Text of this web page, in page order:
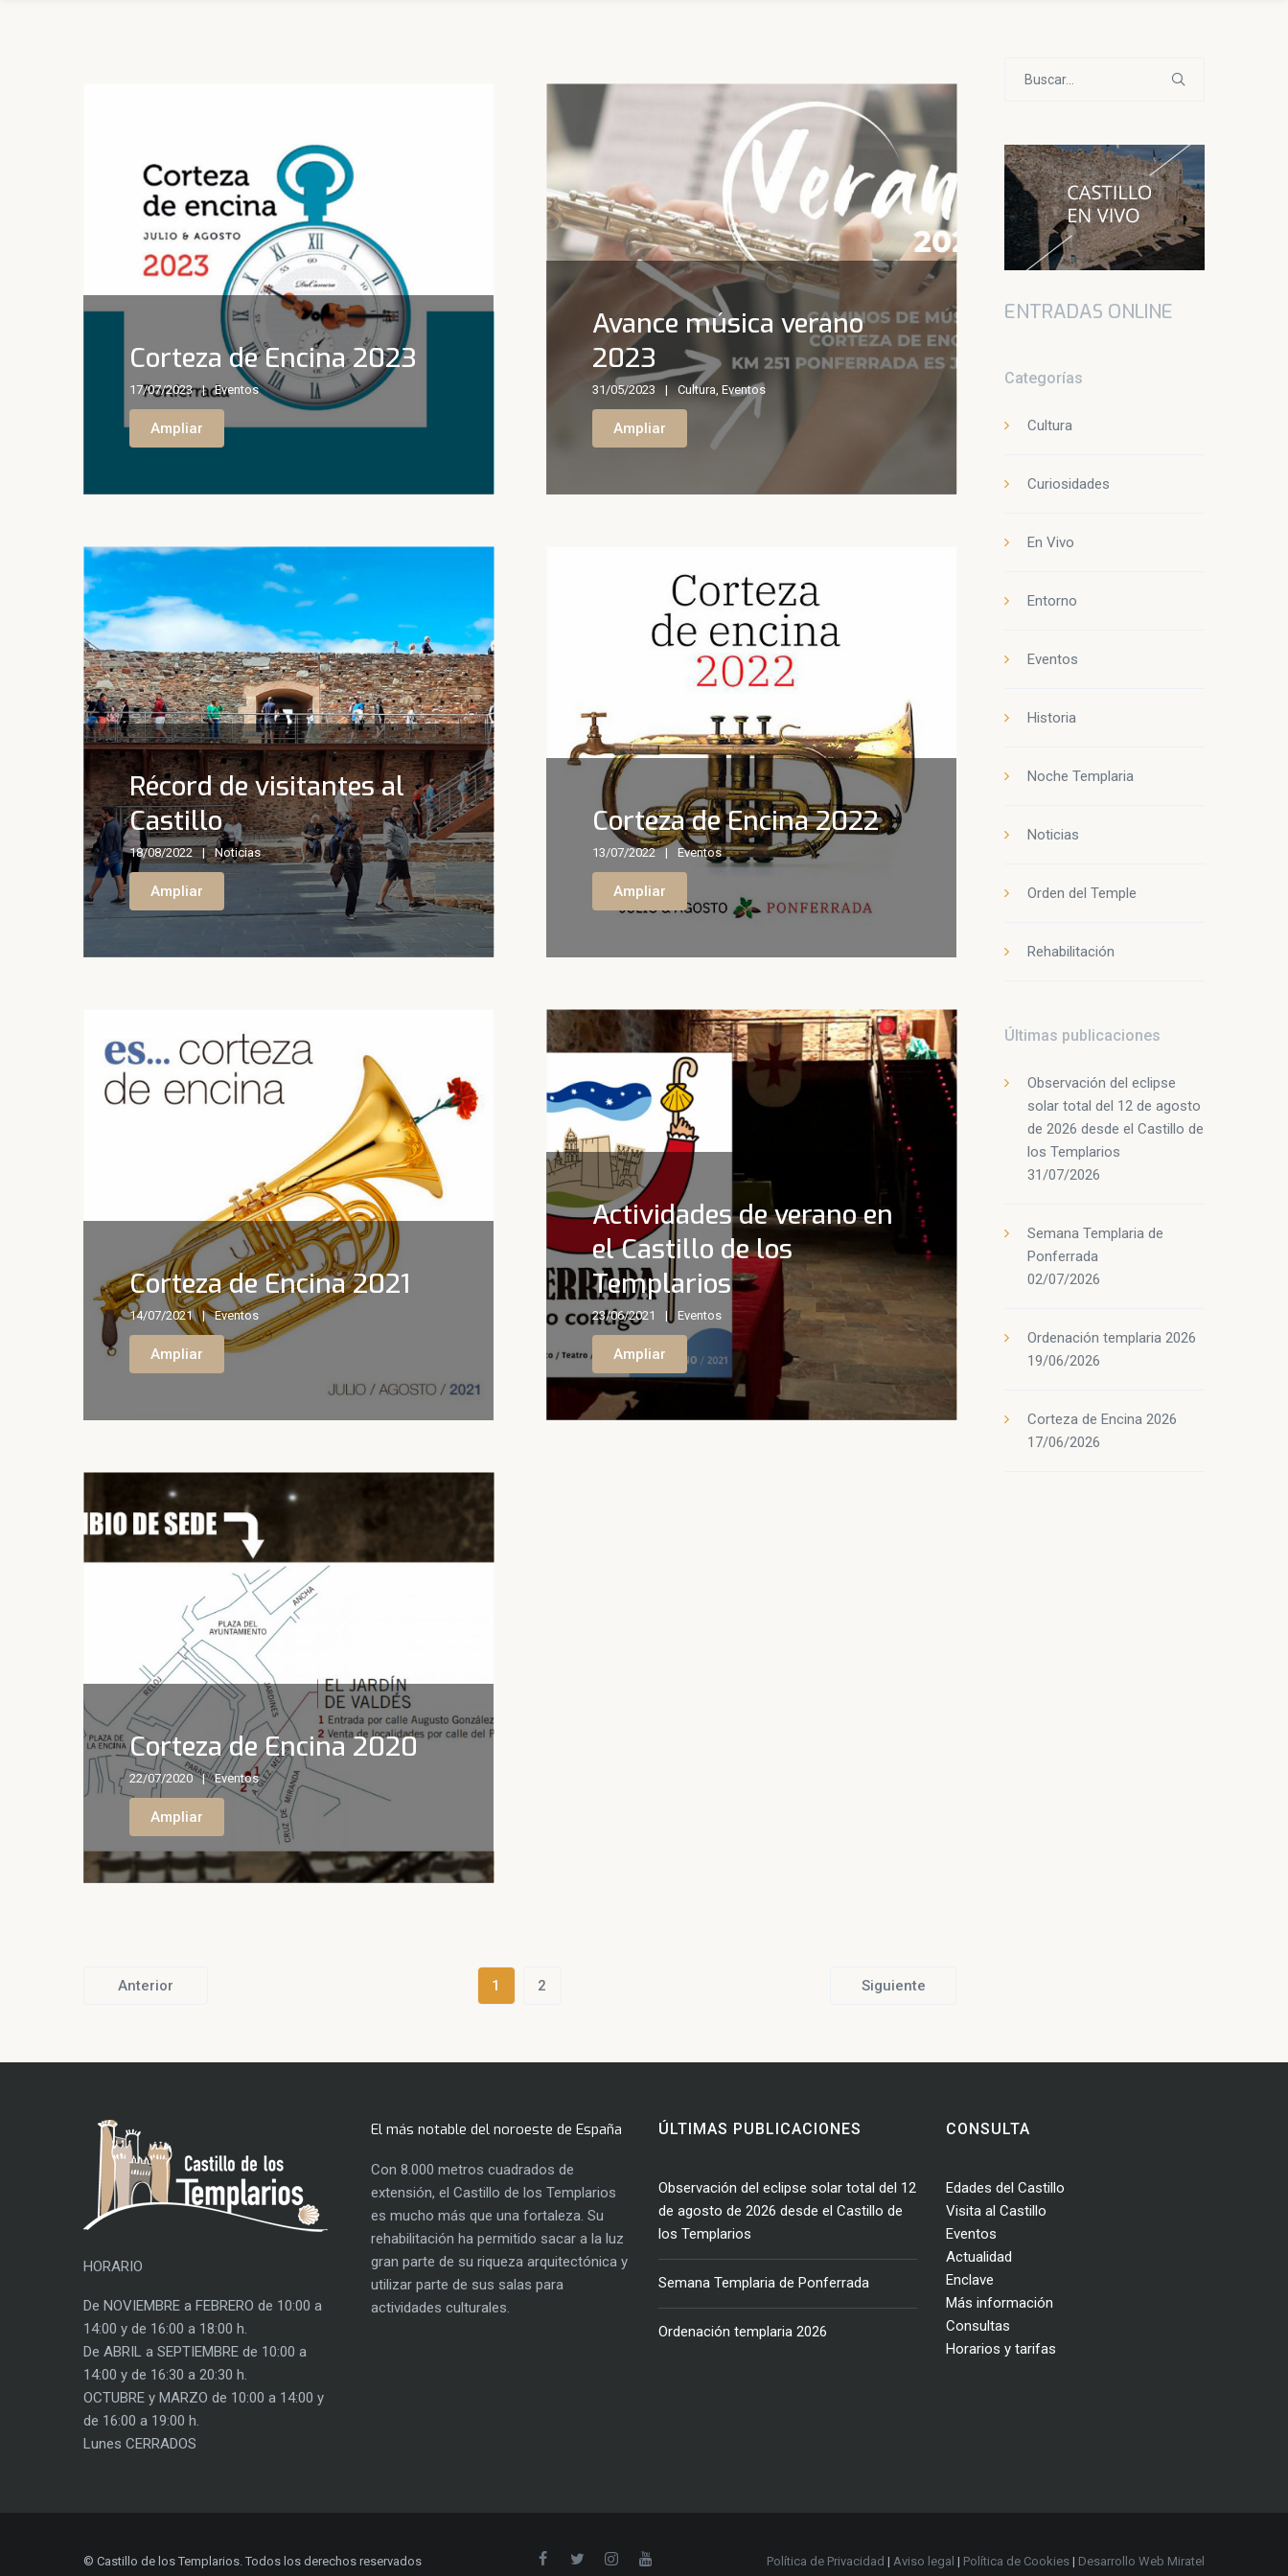
Corteza de Encina 2023
17/07/2023 Eventos
Ampliar
Avance música verano
2023
31/05/2023 Cultura,Eventos
Ampliar
Récord de visitantes al
Castillo
18/08/2022 Noticias
Ampliar
Corteza de Encina 2022
13/07/2022 Eventos
Ampliar
Corteza de Encina 2021
14/07/2021 Eventos
Ampliar
Actividades de verano en
el Castillo de los
Templarios
23/06/2021 Eventos
Ampliar
Corteza de Encina 2020
22/07/2020 Eventos
Ampliar
Anterior 1 2 Siguiente
ENTRADAS ONLINE
Categorías
Cultura
Curiosidades
En Vivo
Entorno
Eventos
Historia
Noche Templaria
Noticias
Orden del Temple
Rehabilitación
Últimas publicaciones
Observación del eclipse
solar total del 12 de agosto
de 2026 desde el Castillo de
los Templarios
31/07/2026
Semana Templaria de
Ponferrada
02/07/2026
Ordenación templaria 2026
19/06/2026
Corteza de Encina 2026
17/06/2026
HORARIO
De NOVIEMBRE a FEBRERO de 10:00 a
14:00 y de 16:00 a 18:00 h.
De ABRIL a SEPTIEMBRE de 10:00 a
14:00 y de 16:30 a 20:30 h.
OCTUBRE y MARZO de 10:00 a 14:00 y
de 16:00 a 19:00 h.
Lunes CERRADOS
El más notable del noroeste de España
Con 8.000 metros cuadrados de
extensión, el Castillo de los Templarios
es mucho más que una fortaleza. Su
rehabilitación ha permitido sacar a la luz
gran parte de su riqueza arquitectónica y
utilizar parte de sus salas para
actividades culturales.
ÚLTIMAS PUBLICACIONES
Observación del eclipse solar total del 12
de agosto de 2026 desde el Castillo de
los Templarios
Semana Templaria de Ponferrada
Ordenación templaria 2026
CONSULTA
Edades del Castillo
Visita al Castillo
Eventos
Actualidad
Enclave
Más información
Consultas
Horarios y tarifas
© Castillo de los Templarios. Todos los derechos reservados Política de Privacidad | Aviso legal | Política de Cookies | Desarrollo Web Miratel